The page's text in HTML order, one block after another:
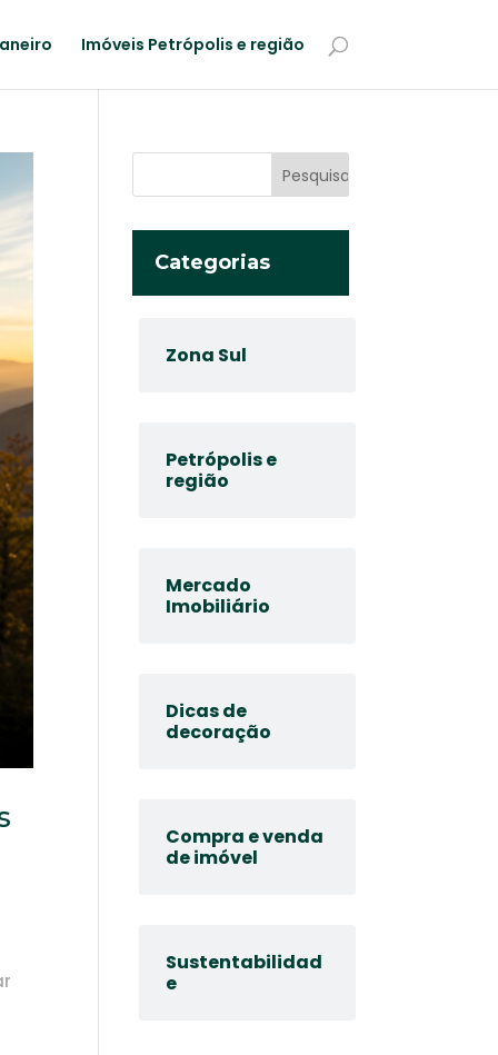
Imóveis Petrópolis e região
Categorias
Zona Sul
Petrópolis e
região
Mercado
Imobiliário
Dicas de
decoração
Compra e venda
de imóvel
Sustentabilidad
e